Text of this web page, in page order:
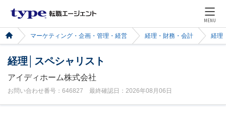
MENU
マーケティング・企画・管理・経営 経理・財務・会計 経理
経理│スペシャリスト
アイディホーム株式会社
お問い合わせ番号：646827 最終確認日：2026年08月06日